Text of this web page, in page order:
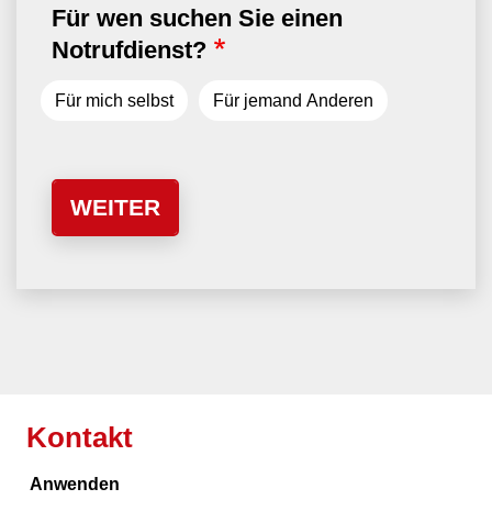
Für wen suchen Sie einen
Notrufdienst?
Für mich selbst Für jemand Anderen
Kontakt